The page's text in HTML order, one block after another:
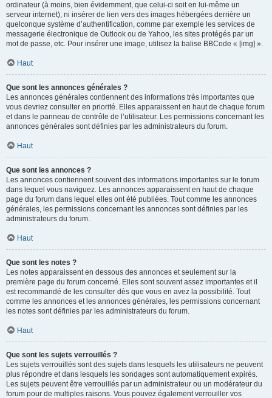
ordinateur (à moins, bien évidemment, que celui-ci soit en lui-même un
serveur internet), ni insérer de lien vers des images hébergées derrière un
quelconque système d’authentification, comme par exemple les services de
messagerie électronique de Outlook ou de Yahoo, les sites protégés par un
mot de passe, etc. Pour insérer une image, utilisez la balise BBCode « [img] ».
Haut
Que sont les annonces générales ?
Les annonces générales contiennent des informations très importantes que
vous devriez consulter en priorité. Elles apparaissent en haut de chaque forum
et dans le panneau de contrôle de l’utilisateur. Les permissions concernant les
annonces générales sont définies par les administrateurs du forum.
Haut
Que sont les annonces ?
Les annonces contiennent souvent des informations importantes sur le forum
dans lequel vous naviguez. Les annonces apparaissent en haut de chaque
page du forum dans lequel elles ont été publiées. Tout comme les annonces
générales, les permissions concernant les annonces sont définies par les
administrateurs du forum.
Haut
Que sont les notes ?
Les notes apparaissent en dessous des annonces et seulement sur la
première page du forum concerné. Elles sont souvent assez importantes et il
est recommandé de les consulter dès que vous en avez la possibilité. Tout
comme les annonces et les annonces générales, les permissions concernant
les notes sont définies par les administrateurs du forum.
Haut
Que sont les sujets verrouillés ?
Les sujets verrouillés sont des sujets dans lesquels les utilisateurs ne peuvent
plus répondre et dans lesquels les sondages sont automatiquement expirés.
Les sujets peuvent être verrouillés par un administrateur ou un modérateur du
forum pour de multiples raisons. Vous pouvez également verrouiller vos